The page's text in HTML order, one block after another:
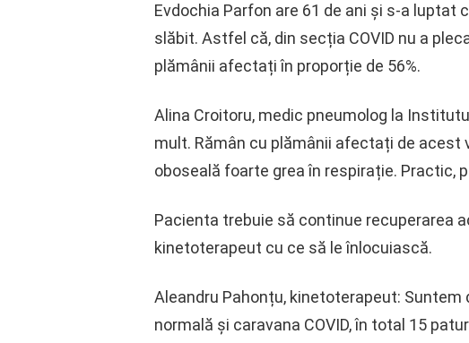
Evdochia Parfon are 61 de ani și s-a luptat
slăbit. Astfel că, din secția COVID nu a
plămânii afectați în proporție de 56%.
Alina Croitoru, medic pneumolog la
mult. Rămân cu plămânii afectați de acest
oboseală foarte grea în respirație. Practic,
Pacienta trebuie să continue recuperarea
kinetoterapeut cu ce să le înlocuiască.
Aleandru Pahonțu, kinetoterapeut:
normală și caravana COVID, în total 15